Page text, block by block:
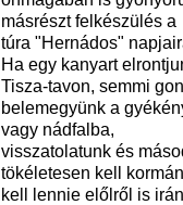
másrészt felkészülés a
túra "Hernádos"
Ha egy kanyart
Tisza-tavon, semmi
belemegyünk a
vagy nádfalba,
visszatolatunk és
tökéletesen kell
kell lennie előlről is